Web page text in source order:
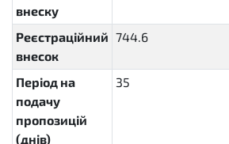
внеску
Реєстраційний
внесок
744.6
Період на
подачу
пропозицій
(днів)
35